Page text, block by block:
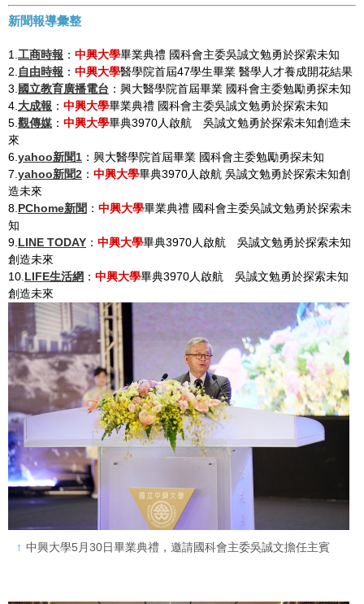
新聞報導彙整
1. 工商時報 ： 中興大學畢業典禮 國科會主委吳誠文勉勇於探索未知
2. 自由時報 ： 中興大學醫學院首屆47學生畢業 醫學人才養成開花結果
3. 國立教育廣播電台 ：興大醫學院首屆畢業 國科會主委勉勵勇探未知
4. 大成報 ： 中興大學畢業典禮 國科會主委吳誠文勉勇於探索未知
5. 觀傳媒 ： 中興大學畢典3970人啟航 吳誠文勉勇於探索未知創造未
來
6. yahoo新聞1 ：興大醫學院首屆畢業 國科會主委勉勵勇探未知
7. yahoo新聞2 ： 中興大學畢典3970人啟航 吳誠文勉勇於探索未知創
造未來
8. PChome新聞 ： 中興大學畢業典禮 國科會主委吳誠文勉勇於探索未
知
9. LINE TODAY ： 中興大學畢典3970人啟航 吳誠文勉勇於探索未知
創造未來
10. LIFE生活網 ： 中興大學畢典3970人啟航 吳誠文勉勇於探索未知
創造未來
中興大學5月30日畢業典禮，邀請國科會主委吳誠文擔任主賓